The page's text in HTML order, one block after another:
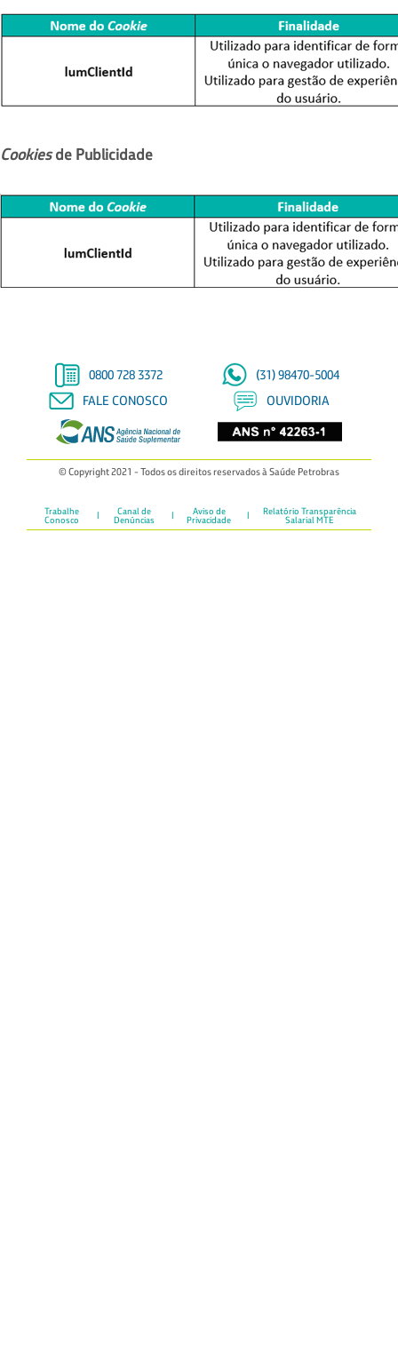
Cookiesde Publicidade
0800 728 3372
(31) 98470-5004
FALE CONOSCO
OUVIDORIA
© Copyright 2021 - Todos os direitos reservados à Saúde Petrobras
Trabalhe
Conosco
Canal de
Denúncias
Aviso de
Privacidade
Relatório Transparência
Salarial MTE